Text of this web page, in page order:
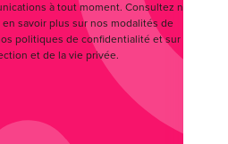
à tout moment. Consultez notre
savoir plus sur nos modalités de
politiques de confidentialité et sur notre
et de la vie privée.